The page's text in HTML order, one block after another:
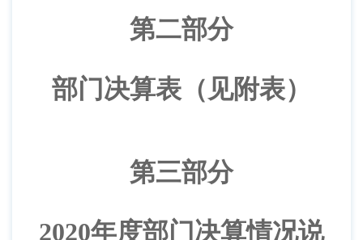
第二部分
部门决算表（见附表）
第三部分
2020年度部门决算情况说